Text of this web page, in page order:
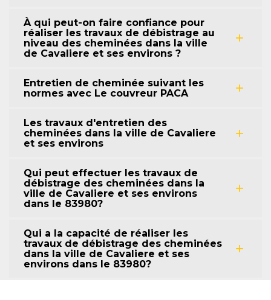
À qui peut-on faire confiance pour
réaliser les travaux de débistrage au
niveau des cheminées dans la ville
de Cavaliere et ses environs ?
Entretien de cheminée suivant les
normes avec Le couvreur PACA
Les travaux d'entretien des
cheminées dans la ville de Cavaliere
et ses environs
Qui peut effectuer les travaux de
débistrage des cheminées dans la
ville de Cavaliere et ses environs
dans le 83980?
Qui a la capacité de réaliser les
travaux de débistrage des cheminées
dans la ville de Cavaliere et ses
environs dans le 83980?